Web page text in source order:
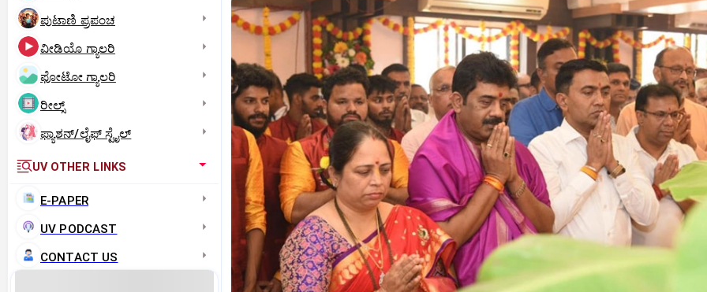
ಪುಟಾಣಿ ಪ್ರಪಂಚ
ವೀಡಿಯೊ ಗ್ಯಾಲರಿ
ಫೋಟೋ ಗ್ಯಾಲರಿ
ರೀಲ್ಸ್
ಫ್ಯಾಶನ್/ಲೈಫ್‌ ಸ್ಟೈಲ್
UV OTHER LINKS
E-PAPER
UV PODCAST
CONTACT US